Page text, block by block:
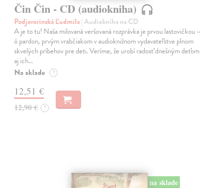
Čin Čin - CD (audiokniha)
Podjavorinská Ľudmila| Audiokniha na CD
A je to tu! Naša milovaná veršovaná rozprávka je prvou lastovičkou –
ó pardon, prvým vrabčiakom v audioknižnom vydavateľstve plnom
skvelých príbehov pre deti. Veríme, že urobí radosť dnešným deťom
aj ich…
Na sklade ?
12,51 €
12,90 € ?
na sklade